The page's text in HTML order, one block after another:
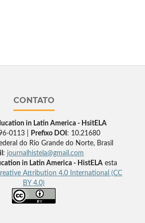
CONTATO
in Latin America - HsitELA
0113 | Prefixo DOI : 10.21680
do Rio Grande do Norte, Brasil
: journalhistela@gmail.com
in Latin America - HistELA esta
Attribution 4.0 International (CC
BY 4.0)